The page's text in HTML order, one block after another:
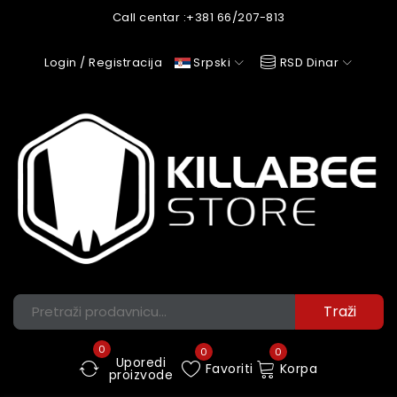
Call centar :+381 66/207-813
Login / Registracija Srpski RSD Dinar
0
Uporedi
proizvode
0
Favoriti
0
Korpa